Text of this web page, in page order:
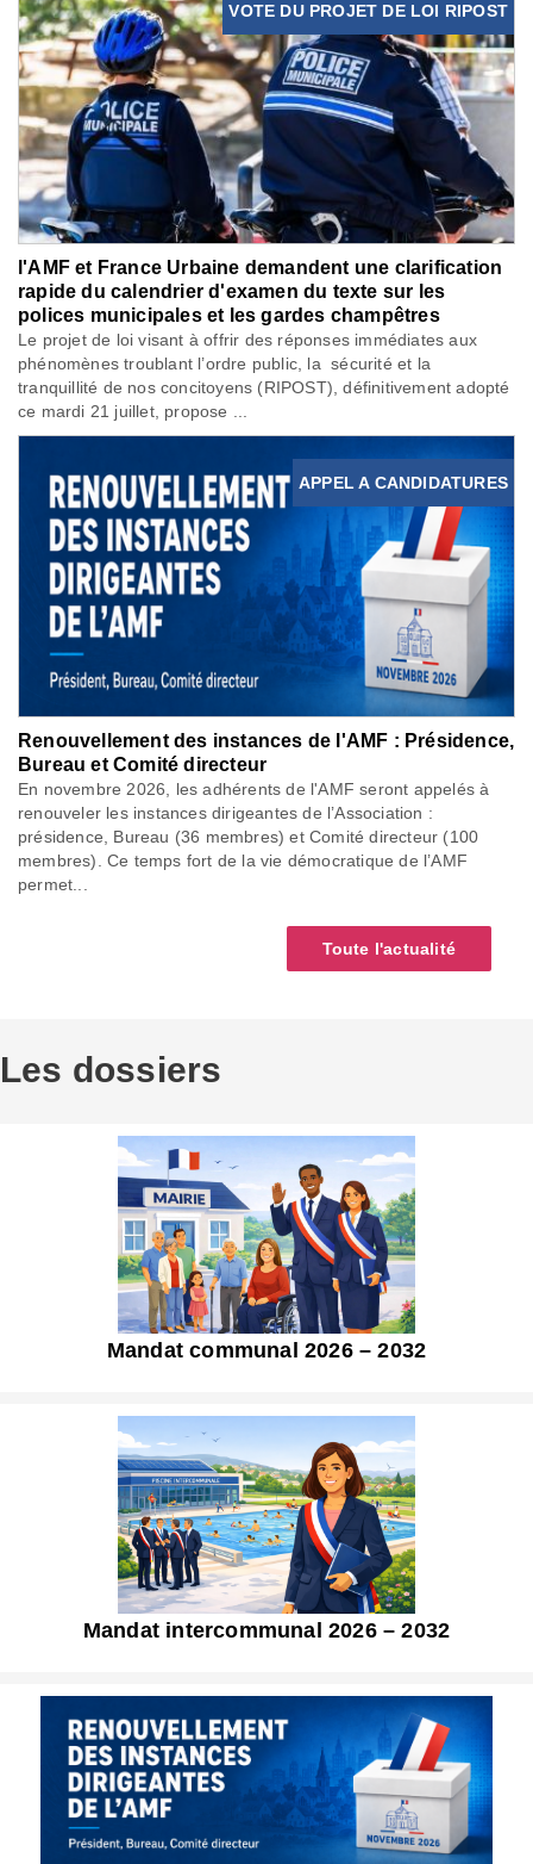
VOTE DU PROJET DE LOI RIPOST
l'AMF et France Urbaine demandent une clarification
rapide du calendrier d'examen du texte sur les
polices municipales et les gardes champêtres
Le projet de loi visant à offrir des réponses immédiates aux
phénomènes troublant l’ordre public, la sécurité et la
tranquillité de nos concitoyens (RIPOST), définitivement adopté
ce mardi 21 juillet, propose ...
APPEL A CANDIDATURES
Renouvellement des instances de l'AMF : Présidence,
Bureau et Comité directeur
En novembre 2026, les adhérents de l'AMF seront appelés à
renouveler les instances dirigeantes de l’Association :
présidence, Bureau (36 membres) et Comité directeur (100
membres). Ce temps fort de la vie démocratique de l’AMF
permet...
Toute l'actualité
Les dossiers
Mandat communal 2026 – 2032
Mandat intercommunal 2026 – 2032